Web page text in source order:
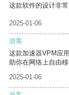
这款软件的设计非
2025-01-06
游客
这款加速器VPM应
助你在网络上自由移
2025-01-06